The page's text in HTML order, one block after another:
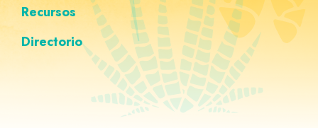
Recursos
Directorio